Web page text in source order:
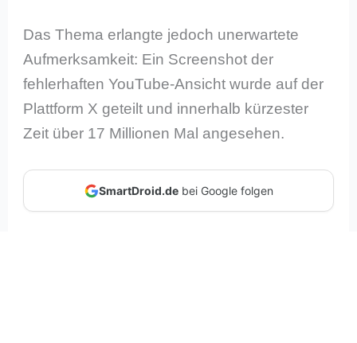
Das Thema erlangte jedoch unerwartete
Aufmerksamkeit: Ein Screenshot der
fehlerhaften YouTube-Ansicht wurde auf der
Plattform X geteilt und innerhalb kürzester
Zeit über 17 Millionen Mal angesehen.
SmartDroid.debei Google folgen